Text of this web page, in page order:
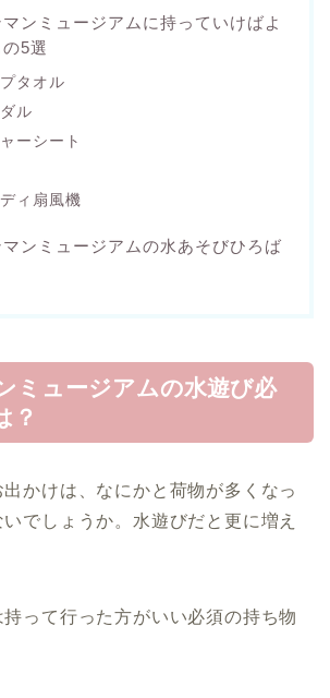
ンミュージアムに持っていけばよ
5選
タオル
ル
ーシート
ィ扇風機
ンミュージアムの水あそびひろば
ミュージアムの水遊び必
？
かけは、なにかと荷物が多くなっ
でしょうか。水遊びだと更に増え
って行った方がいい必須の持ち物